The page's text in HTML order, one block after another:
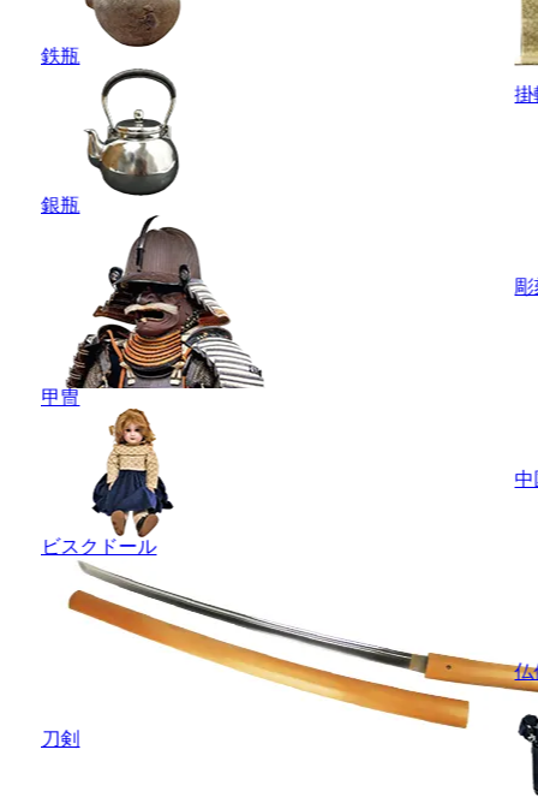
鉄瓶
銀瓶
甲冑
ビスクドール
刀剣
掛
彫
中
仏